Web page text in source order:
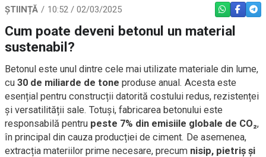
ȘTIINȚĂ 10:52 / 02/03/2025 WHATSAPP
Cum poate deveni betonul un material
sustenabil?
Betonul este unul dintre cele mai utilizate materiale din lume,
cu 30 de miliarde de tone produse anual. Acesta este
esențial pentru construcții datorită costului redus, rezistenței
și versatilității sale. Totuși, fabricarea betonului este
responsabilă pentru peste 7% din emisiile globale de CO₂,
în principal din cauza producției de ciment. De asemenea,
extracția materiilor prime necesare, precum nisip, pietriș și